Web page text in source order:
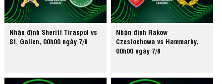
Nhận định Sheriff Tiraspol vs
St. Gallen, 00h00 ngày 7/8
Nhận định Rakow
Czestochowa vs Hammarby,
00h00 ngày 7/8